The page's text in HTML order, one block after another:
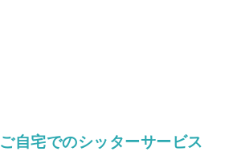
ご自宅でのシッターサービス